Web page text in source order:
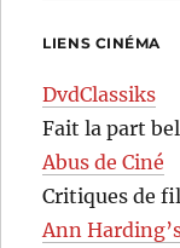
LIENS CINÉMA
DvdClassiks
Fait la part
Abus de Ciné
Critiques de
Ann